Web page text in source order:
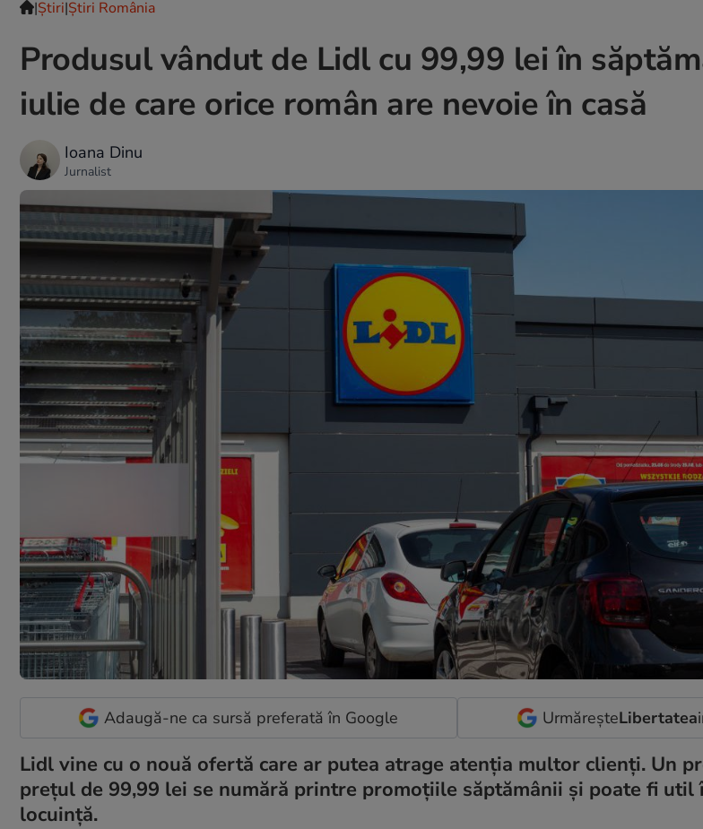
|Ştiri|Știri România
Produsul vândut de Lidl cu 99,99 lei în
iulie de care orice român are nevoie în casă
Ioana Dinu
Jurnalist
Adaugă-ne ca sursă preferată în Google UrmăreșteLibertatea
Lidl vine cu o nouă ofertă care ar putea atrage atenția multor clienți. Un
prețul de 99,99 lei se numără printre promoțiile săptămânii și poate fi util
locuință.